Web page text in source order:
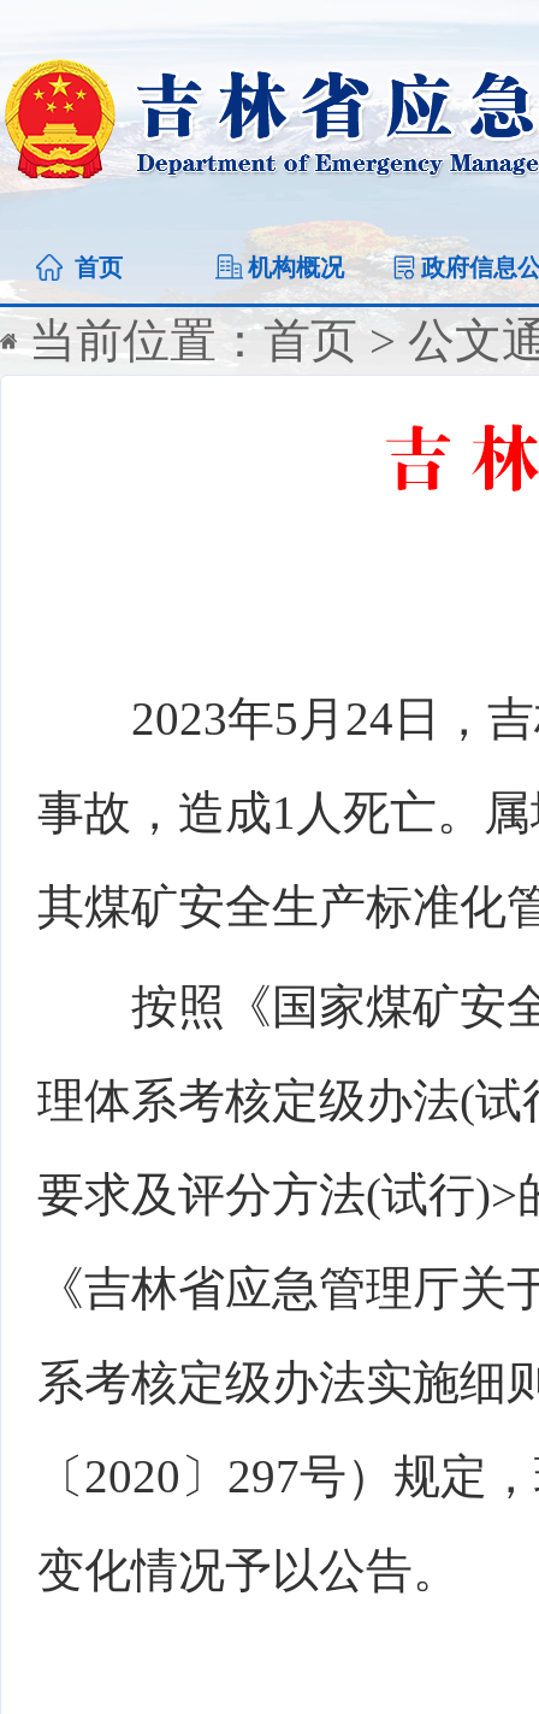
首页 机构概况 政府信息
当前位置：首页 > 公文
2023年5月24日，
事故，造成1人死亡。
其煤矿安全生产标准化
按照 《国家煤矿安
理体系考核定级办法(试
要求及评分方法(试行)>
《吉林省应急管理厅关
系考核定级办法实施细
〔2020〕 297号）规定 ，
变化情况予以公告。